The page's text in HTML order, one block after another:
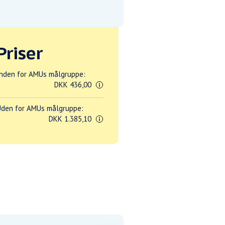
for AMUs målgruppe:
DKK 436,00
for AMUs målgruppe:
DKK 1.385,10